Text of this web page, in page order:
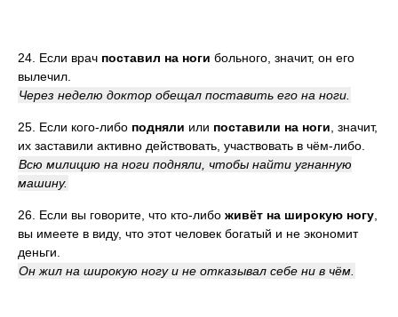
24. Если врач поставил на ноги больного, значит, он его
вылечил.
Через неделю доктор обещал поставить его на ноги.
25. Если кого-либо подняли или поставили на ноги , значит,
их заставили активно действовать, участвовать в чём-либо.
Всю милицию на ноги подняли, чтобы найти угнанную
машину.
26. Если вы говорите, что кто-либо живёт на широкую ногу
вы имеете в виду, что этот человек богатый и не экономит
деньги.
Он жил на широкую ногу и не отказывал себе ни в чём.